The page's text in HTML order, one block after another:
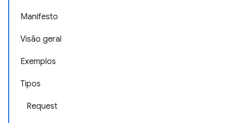
Manifesto
Visão geral
Exemplos
Tipos
Request